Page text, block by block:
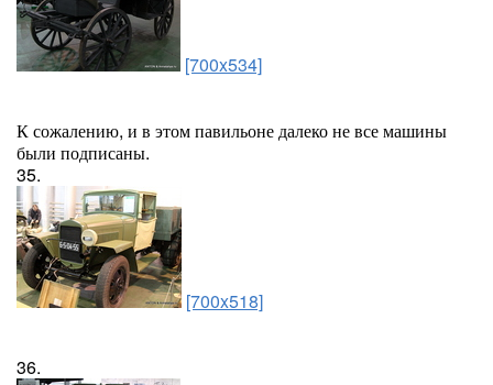
[700x534]
К сожалению, и в этом павильоне далеко не все машины
были подписаны.
35.
[700x518]
36.